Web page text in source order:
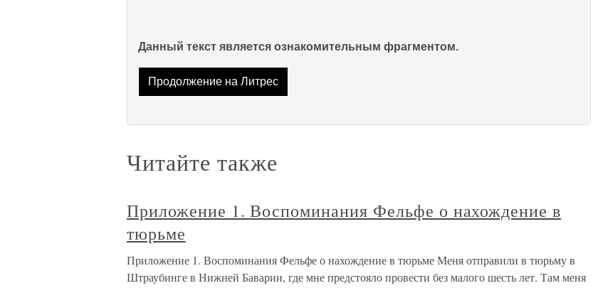
Данный текст является ознакомительным фрагментом.
Продолжение на Литрес
Читайте также
Приложение 1. Воспоминания Фельфе о нахождение в
тюрьме
Приложение 1. Воспоминания Фельфе о нахождение в тюрьме Меня отправили в тюрьму в
Штраубинге в Нижней Баварии, где мне предстояло провести без малого шесть лет. Там меня